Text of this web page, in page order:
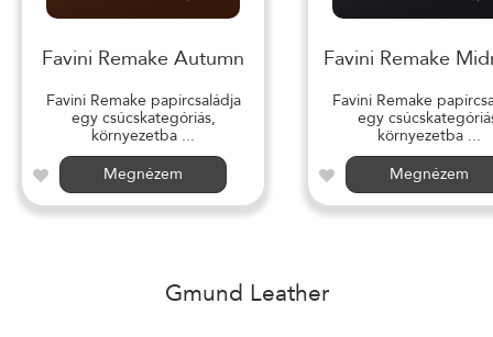
Favini Remake Autumn
Favini Remake papírcsaládja
egy csúcskategóriás,
környezetba ...
Megnézem
Favini Remake
Favini Remake
egy
környezetba ...
Megnézem
Gmund Leather